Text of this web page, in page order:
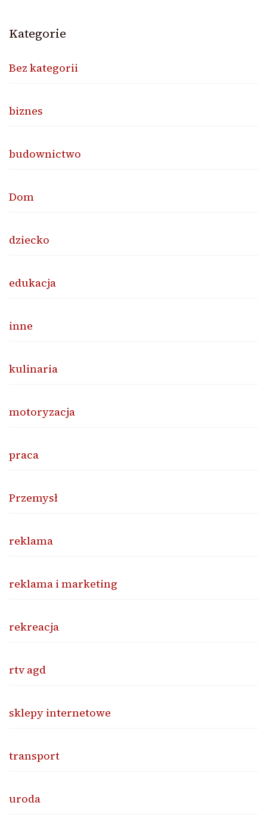
Kategorie
Bez kategorii
biznes
budownictwo
Dom
dziecko
edukacja
inne
kulinaria
motoryzacja
praca
Przemysł
reklama
reklama i marketing
rekreacja
rtv agd
sklepy internetowe
transport
uroda